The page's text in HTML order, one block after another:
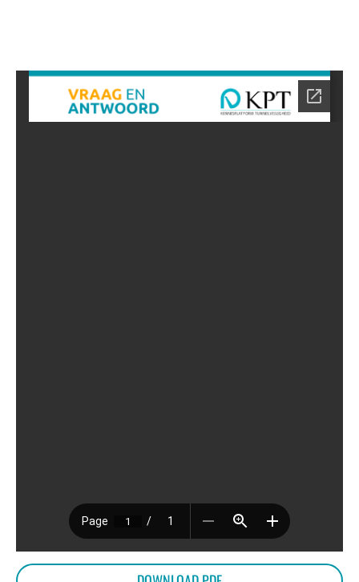
BIJEENKOMSTEN
KENNISBANK